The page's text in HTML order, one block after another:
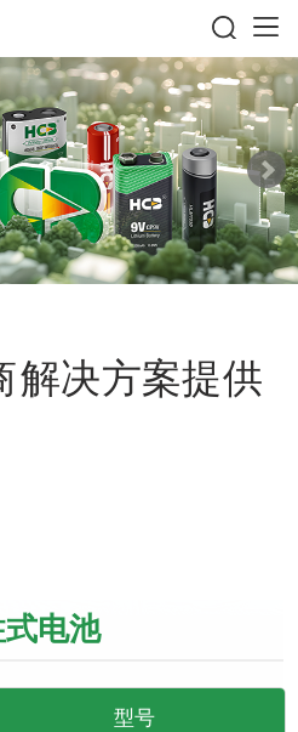
解决方案提供
电池
型号